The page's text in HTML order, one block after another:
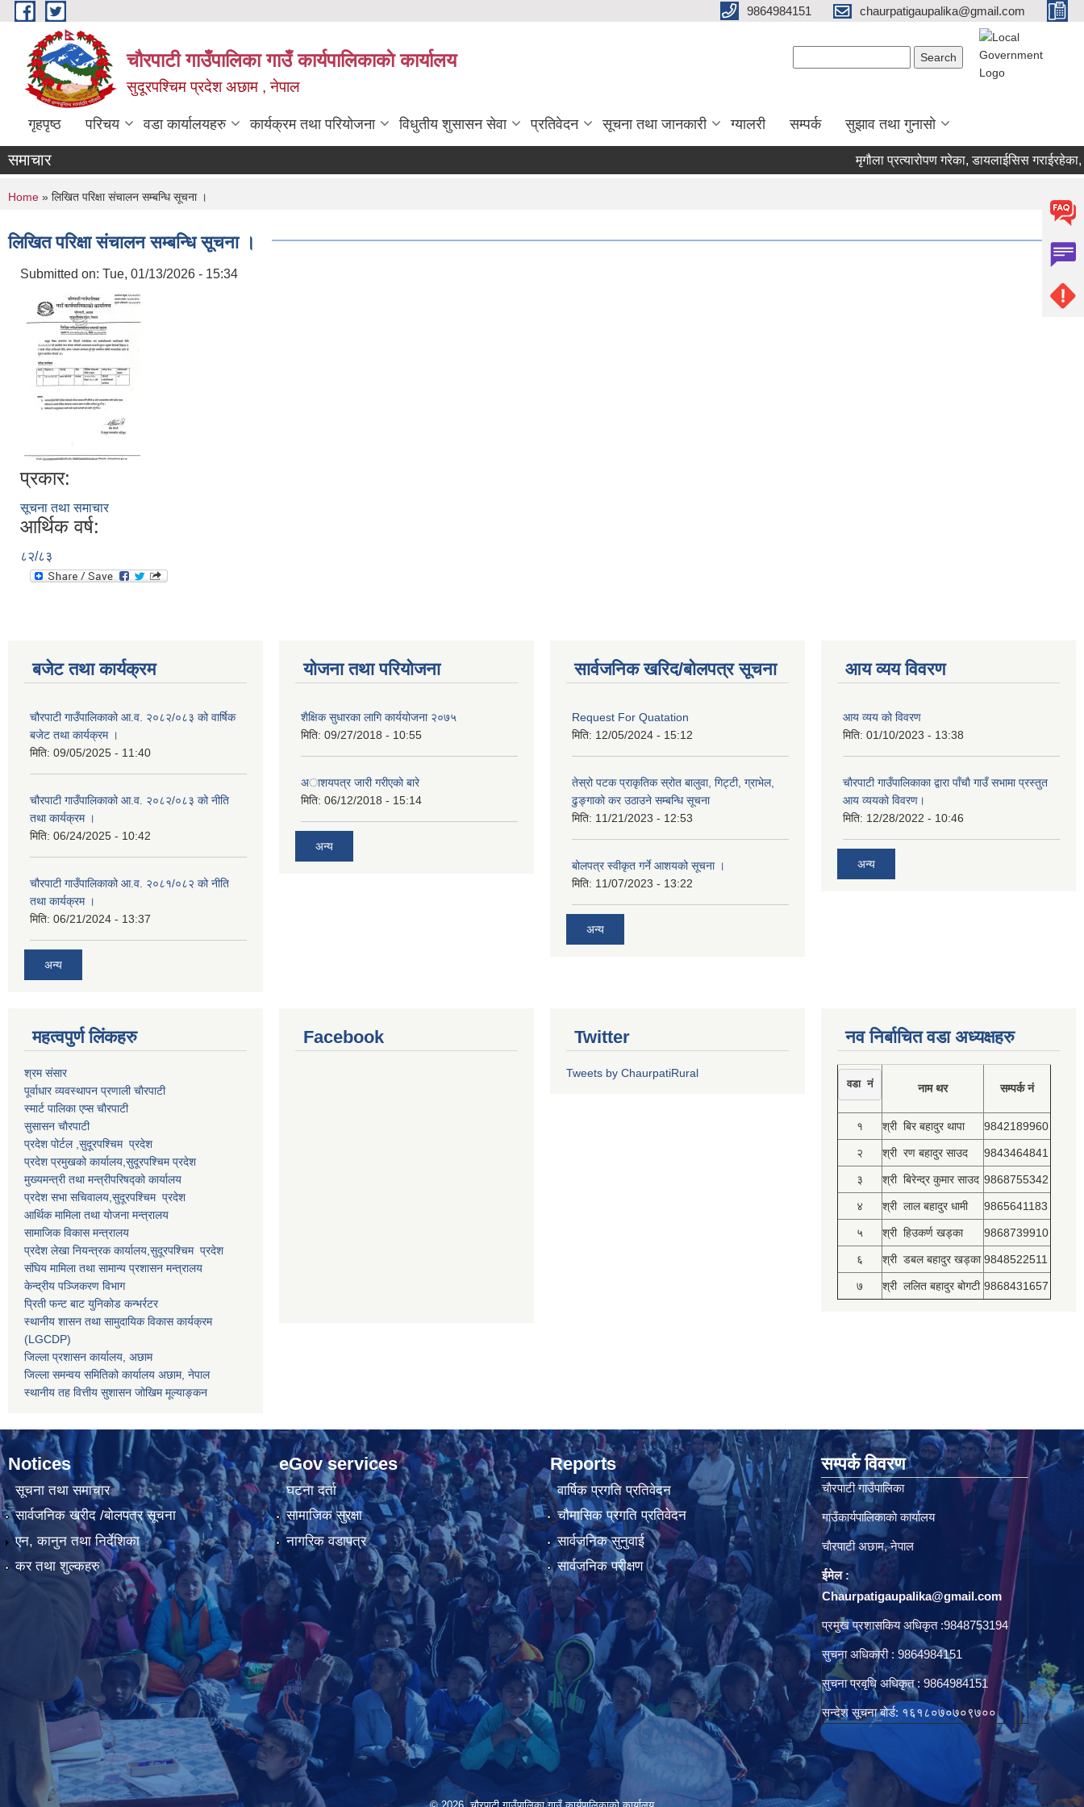
Skip to main content 9864984151 chaurpatigaupalika@gmail.com
चौरपाटी गाउँपालिका गाउँ कार्यपालिकाकाे कार्यालय
सुदूरपश्चिम प्रदेश अछाम , नेपाल
गृहपृष्ठ परिचय वडा कार्यालयहरु कार्यक्रम तथा परियोजना विधुतीय शुसासन सेवा प्रतिवेदन सूचना तथा जानकारी ग्यालरी सम्पर्क सुझाव तथा गुनासो
समाचार मृगौला प्रत्यारोपण गरेका, डायलाईसिस गराईरहेका,
You are here
Home » लिखित परिक्षा संचालन सम्बन्धि सूचना ।
लिखित परिक्षा संचालन सम्बन्धि सूचना ।
Submitted on: Tue, 01/13/2026 - 15:34
प्रकार:
सूचना तथा समाचार
आर्थिक वर्ष:
८२/८३
बजेट तथा कार्यक्रम
चौरपाटी गाउँपालिकाको आ.व. २०८२/०८३ को वार्षिक
बजेट तथा कार्यक्रम ।
मिति: 09/05/2025 - 11:40
चौरपाटी गाउँपालिकाको आ.व. २०८२/०८३ को नीति
तथा कार्यक्रम ।
मिति: 06/24/2025 - 10:42
चौरपाटी गाउँपालिकाको आ.व. २०८१/०८२ को नीति
तथा कार्यक्रम ।
मिति: 06/21/2024 - 13:37
अन्य
योजना तथा परियोजना
शैक्षिक सुधारका लागि कार्ययोजना २०७५
मिति: 09/27/2018 - 10:55
अाशयपत्र जारी गरीएकाे बारे
मिति: 06/12/2018 - 15:14
अन्य
सार्वजनिक खरिद/बोलपत्र सूचना
Request For Quatation
मिति: 12/05/2024 - 15:12
तेस्रो पटक प्राकृतिक स्रोत बालुवा, गिट्टी, ग्राभेल,
ढुङ्गाको कर उठाउने सम्बन्धि सूचना
मिति: 11/21/2023 - 12:53
बोलपत्र स्वीकृत गर्ने आशयको सूचना ।
मिति: 11/07/2023 - 13:22
अन्य
आय व्यय विवरण
आय व्यय को विवरण
मिति: 01/10/2023 - 13:38
चाैरपाटी गाउँपालिकाका द्वारा पाँचाै गाउँ सभामा प्रस्तुत
आय व्ययकाे विवरण।
मिति: 12/28/2022 - 10:46
अन्य
महत्वपुर्ण लि‌ंकहरु
श्रम संसार
पूर्वाधार व्यवस्थापन प्रणाली चाैरपाटी
स्मार्ट पालिका एप्स चाैरपाटी
सुसासन चाैरपाटी
प्रदेश पोर्टल ,सुदूरपश्चिम प्रदेश
प्रदेश प्रमुखको कार्यालय, सुदूरपश्चिमप्रदेश
मुख्यमन्त्री तथा मन्त्रीपरिषद्को कार्यालय
प्रदेश सभा सचिवालय, सुदूरपश्चिम प्रदेश
आर्थिक मामिला तथा योजना मन्त्रालय
सामाजिक विकास मन्त्रालय
प्रदेश लेखा नियन्त्रक कार्यालय, सुदूरपश्चिम प्रदेश
संघिय मामिला तथा सामान्य प्रशासन मन्त्रालय
केन्द्रीय पञ्जिकरण विभाग
प्रिती फन्ट बाट युनिकोड कन्भर्रटर
स्थानीय शासन तथा सामुदायिक विकास कार्यक्रम
(LGCDP)
जिल्ला प्रशासन कार्यालय, अछाम
जिल्ला समन्वय समितिको कार्यालय अछाम, नेपाल
स्थानीय तह वित्तीय सुशासन जोखिम मूल्याङ्कन
Facebook Twitter
Tweets by ChaurpatiRural
नव निर्बाचित वडा अध्यक्षहरु
वडा नं नाम थर सम्पर्क नं
१ श्री बिर बहादुर थापा 9842189960
२ श्री रण बहादुर साउद 9843464841
३ श्री बिरेन्द्र कुमार साउद 9868755342
४ श्री लाल बहादुर धामी 9865641183
५ श्री हिउकर्ण खड्का 9868739910
६ श्री डबल बहादुर खड्का 9848522511
७ श्री ललित बहादुर बोगटी 9868431657
Notices
सूचना तथा समाचार
सार्वजनिक खरीद /बोलपत्र सूचना
एन, कानुन तथा निर्देशिका
कर तथा शुल्कहरु
eGov services
घटना दर्ता
सामाजिक सुरक्षा
नागरिक वडापत्र
Reports
वार्षिक प्रगति प्रतिवेदन
चौमासिक प्रगति प्रतिवेदन
सार्वजनिक सुनुवाई
सार्वजनिक परीक्षण
सम्पर्क विवरण
चाैरपाटी गाउँपालिका
गाउँकार्यपालिकाकाे कार्यालय
चाैरपाटी अछाम, नेपाल
ईमेल :
Chaurpatigaupalika@gmail.com
प्रमुख प्रशासकिय अधिकृत :9848753194
सुचना अधिकारी : 9864984151
सुचना प्रवृधि अधिकृत : 9864984151
सन्देश सूचना बोर्ड: १६१८०७०७०९७००
© 2026 चौरपाटी गाउँपालिका गाउँ कार्यपालिकाकाे कार्यालय